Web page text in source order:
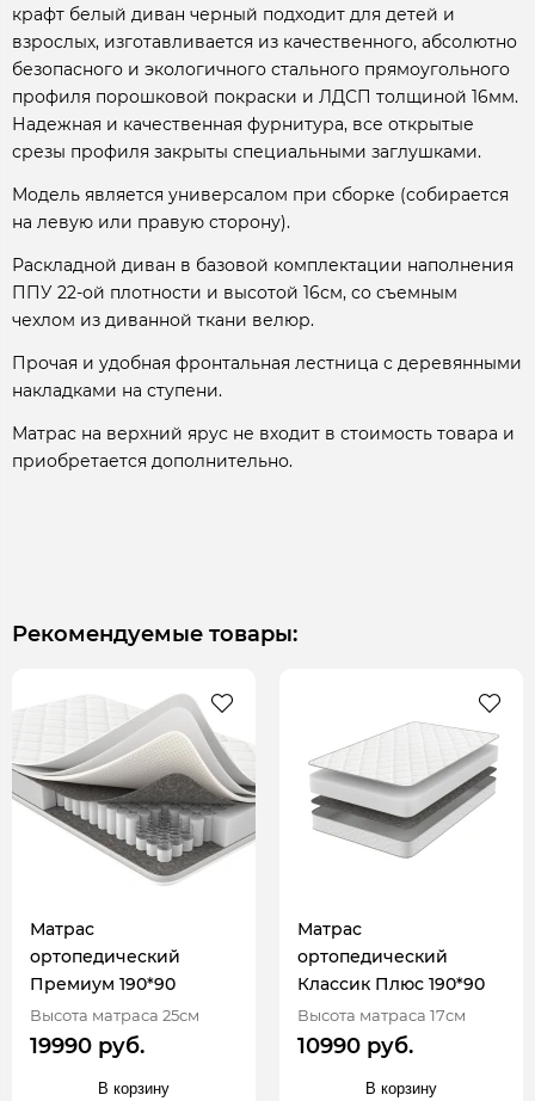
крафт белый диван черный подходит для детей и
взрослых, изготавливается из качественного, абсолютно
безопасного и экологичного стального прямоугольного
профиля порошковой покраски и ЛДСП толщиной 16мм.
Надежная и качественная фурнитура, все открытые
срезы профиля закрыты специальными заглушками.
Модель является универсалом при сборке (собирается
на левую или правую сторону).
Раскладной диван в базовой комплектации наполнения
ППУ 22-ой плотности и высотой 16см, со съемным
чехлом из диванной ткани велюр.
Прочая и удобная фронтальная лестница с деревянными
накладками на ступени.
Матрас на верхний ярус не входит в стоимость товара и
приобретается дополнительно.
Рекомендуемые товары:
Матрас
ортопедический
Премиум 190*90
Высота матраса 25см
19990 руб.
В корзину
Матрас
ортопедический
Классик Плюс 190*90
Высота матраса 17см
10990 руб.
В корзину